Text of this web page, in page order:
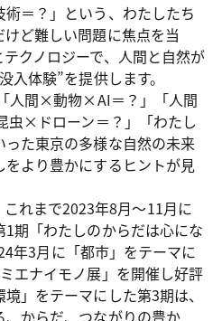
＝？」という、わたしたち
ど難しい問題に焦点を当
クノロジーで、人間と自然が
入体験”を提供します。
人間×動物×AI＝？」「人間
×ドローン＝？」「わたし
た東京の多様な自然の未来
より豊かにするヒントが見
れまで2023年8月～11月に
1期「わたしのからだは心にな
年3月に「都市」をテーマに
エナイモノ展」を開催し好評
」をテーマにした第3期は、
からだ、つながりの豊か